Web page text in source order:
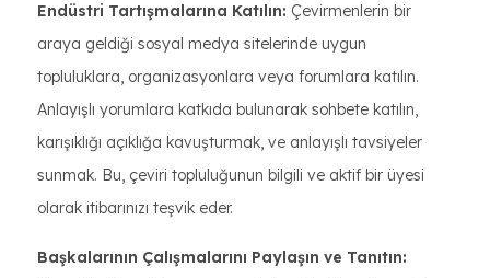
Endüstri Tartışmalarına Katılın: Çevirmenlerin bir
araya geldiği sosyal medya sitelerinde uygun
topluluklara, organizasyonlara veya forumlara katılın.
Anlayışlı yorumlara katkıda bulunarak sohbete katılın,
karışıklığı açıklığa kavuşturmak, ve anlayışlı tavsiyeler
sunmak. Bu, çeviri topluluğunun bilgili ve aktif bir üyesi
olarak itibarınızı teşvik eder.
Başkalarının Çalışmalarını Paylaşın ve Tanıtın: